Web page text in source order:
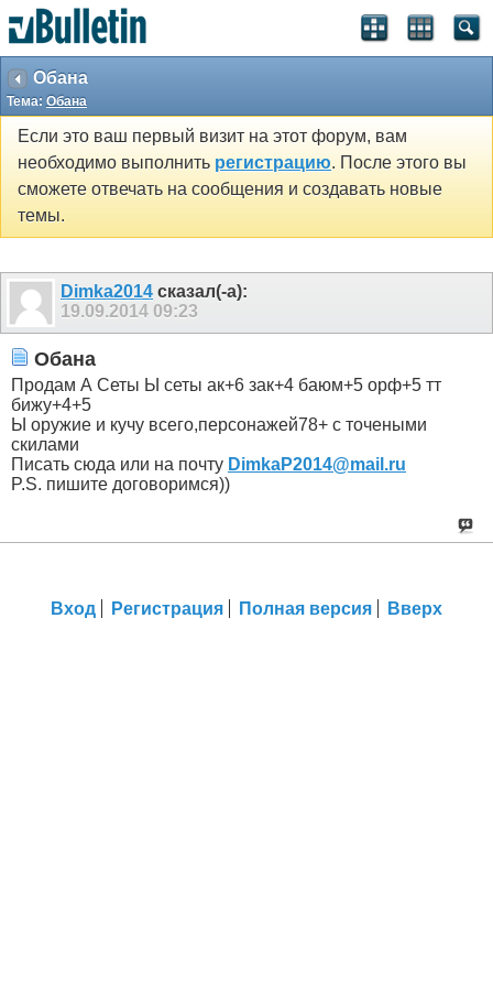
Обана
Тема: Обана
Если это ваш первый визит на этот форум, вам
необходимо выполнить регистрацию. После этого вы
сможете отвечать на сообщения и создавать новые
темы.
Dimka2014 сказал(-а):
19.09.2014 09:23
Обана
Продам А Сеты Ы сеты ак+6 зак+4 баюм+5 орф+5 тт
бижу+4+5
Ы оружие и кучу всего,персонажей78+ c точеными
скилами
Писать сюда или на почту DimkaP2014@mail.ru
P.S. пишите договоримся))
Вход Регистрация Полная версия Вверх